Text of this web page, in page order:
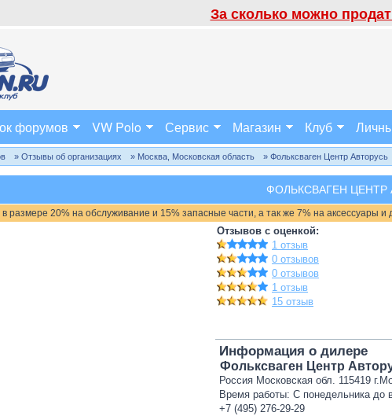
За сколько можно
форумов VW Polo Сервис Магазин Клуб
» Отзывы об организациях » Москва, Московская область » Фольксваген Центр Авторусь
ФОЛЬКСВАГЕН ЦЕНТР
в размере 20% на обслуживание и 15% запасные части, а так же 7% на аксессуары
Отзывов с оценкой:
1 отзыв
0 отзывов
0 отзывов
1 отзыв
15 отзыв
Информация о дилере
Фольксваген Центр
Россия Московская обл. 115419
Время работы: С понедельника до
+7 (495) 276-29-29